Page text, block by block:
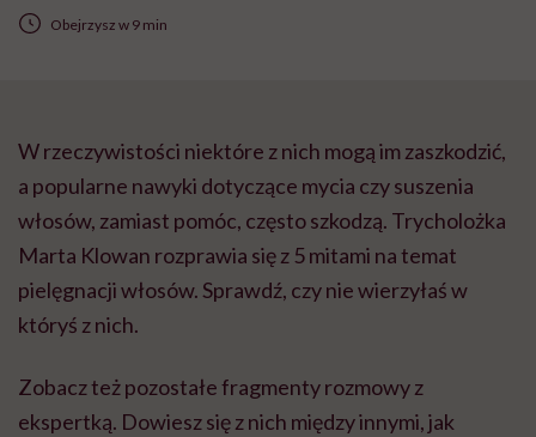
Obejrzysz w 9 min
W rzeczywistości niektóre z nich mogą im zaszkodzić,
a popularne nawyki dotyczące mycia czy suszenia
włosów, zamiast pomóc, często szkodzą. Trycholożka
Marta Klowan rozprawia się z 5 mitami na temat
pielęgnacji włosów. Sprawdź, czy nie wierzyłaś w
któryś z nich.
Zobacz też pozostałe fragmenty rozmowy z
ekspertką. Dowiesz się z nich między innymi, jak